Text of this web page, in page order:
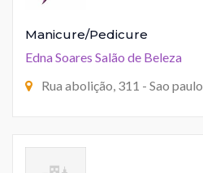
Manicure/Pedicure
Edna Soares Salão de Beleza
Rua abolição, 311 - Sao paulo